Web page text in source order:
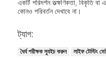
কারখানা পরিদর্শন
গুণমান নিয়ন্ত্রণ
একটি পরিদর্শন তত্ক্ষণিকতা, বিকৃতি
কোনও পরিবর্তন দেখাবে না।
ট্যাগ:
ধৈর্য পরীক্ষক স্যুইচ করুন লাইফ টেস্টিং